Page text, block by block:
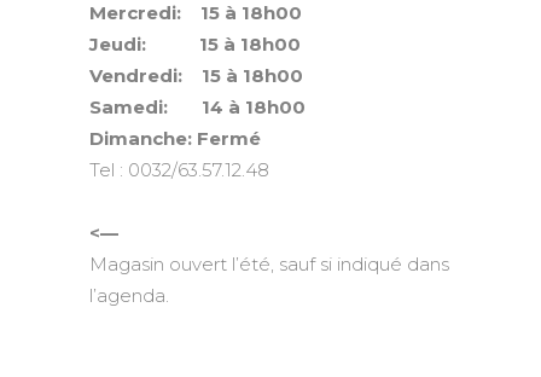
Mercredi: 15 à 18h00
Jeudi: 15 à 18h00
Vendredi: 15 à 18h00
Samedi: 14 à 18h00
Dimanche: Fermé
Tel : 0032/63.57.12.48
<—
Magasin ouvert l’été, sauf si indiqué dans
l’agenda.